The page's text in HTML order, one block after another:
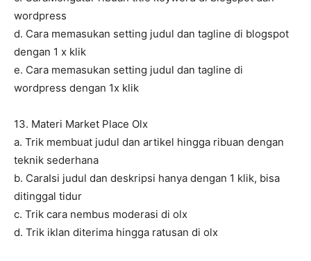
wordpress
d. Cara memasukan setting judul dan tagline di blogspot
dengan 1 x klik
e. Cara memasukan setting judul dan tagline di
wordpress dengan 1x klik
13. Materi Market Place Olx
a. Trik membuat judul dan artikel hingga ribuan dengan
teknik sederhana
b. CaraIsi judul dan deskripsi hanya dengan 1 klik, bisa
ditinggal tidur
c. Trik cara nembus moderasi di olx
d. Trik iklan diterima hingga ratusan di olx